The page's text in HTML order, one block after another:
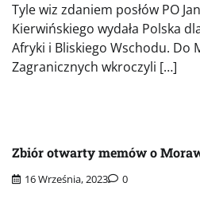
Tyle wiz zdaniem posłów PO
Kierwińskiego wydała Polska
Afryki i Bliskiego Wschodu. Do
Zagranicznych wkroczyli […]
Zbiór otwarty memów o
16 Września, 2023 0